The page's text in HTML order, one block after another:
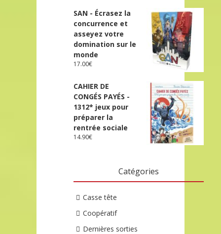
SAN - Écrasez la
concurrence et
asseyez votre
domination sur le
monde
17.00€
CAHIER DE
CONGÉS PAYÉS -
1312* jeux pour
préparer la
rentrée sociale
14.90€
Catégories
Casse tête
Coopératif
Dernières sorties